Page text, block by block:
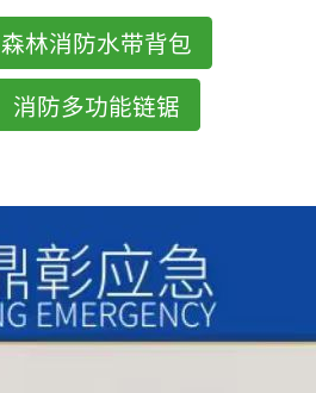
森林消防水带背包
消防多功能链锯